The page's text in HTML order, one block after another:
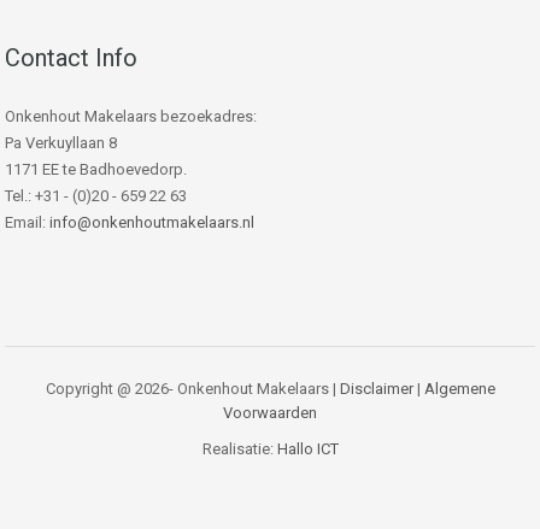
Contact Info
Onkenhout Makelaars bezoekadres:
Pa Verkuyllaan 8
1171 EE te Badhoevedorp.
Tel.: +31 - (0)20 - 659 22 63
Email: info@onkenhoutmakelaars.nl
Copyright @ 2026- Onkenhout Makelaars | Disclaimer| Algemene
Voorwaarden
Realisatie: Hallo ICT